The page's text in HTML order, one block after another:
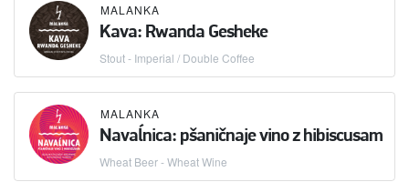
MALANKA
Kava: Rwanda Gesheke
Stout - Imperial / Double Coffee
MALANKA
Navaĺnica: pšaničnaje vino z hibiscusam
Wheat Beer - Wheat Wine